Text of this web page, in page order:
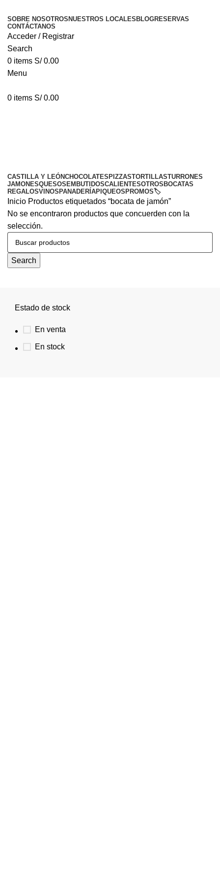
SOBRE NOSOTROS NUESTROS LOCALES BLOGRESERVAS
CONTÁCTANOS
Acceder / Registrar
Search
0 items S/0.00
Menu
0 items S/0.00
CASTILLA Y LEÓNCHOCOLATES PIZZASTORTILLASTURRONES
JAMONESQUESOS EMBUTIDOSCALIENTESOTROS BOCATAS
REGALOSVINOS PANADERÍAPIQUEOS PROMOS🏷️
Estado de stock
En venta
En stock
Inicio Productos etiquetados “bocata de jamón”
No se encontraron productos que concuerden con la
selección.
Search